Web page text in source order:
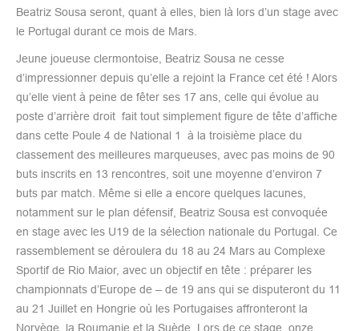
Beatriz Sousa seront, quant à elles, bien là lors d’un stage avec
le Portugal durant ce mois de Mars.
Jeune joueuse clermontoise, Beatriz Sousa ne cesse
d’impressionner depuis qu’elle a rejoint la France cet été ! Alors
qu’elle vient à peine de fêter ses 17 ans, celle qui évolue au
poste d’arrière droit fait tout simplement figure de tête d’affiche
dans cette Poule 4 de National 1 à la troisième place du
classement des meilleures marqueuses, avec pas moins de 90
buts inscrits en 13 rencontres, soit une moyenne d’environ 7
buts par match. Même si elle a encore quelques lacunes,
notamment sur le plan défensif, Beatriz Sousa est convoquée
en stage avec les U19 de la sélection nationale du Portugal. Ce
rassemblement se déroulera du 18 au 24 Mars au Complexe
Sportif de Rio Maior, avec un objectif en tête : préparer les
championnats d’Europe de – de 19 ans qui se disputeront du 11
au 21 Juillet en Hongrie où les Portugaises affronteront la
Norvège, la Roumanie et la Suède. Lors de ce stage, onze